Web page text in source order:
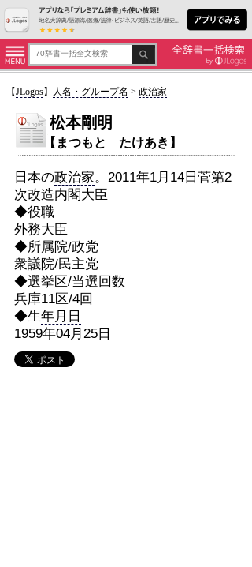
【JLogos】 人名・グループ名 > 政治家
松本剛明
【まつもと たけあき】
日本の政治家。2011年1月14日菅第2
次改造内閣大臣
◆役職
外務大臣
◆所属院/政党
衆議院/民主党
◆選挙区/当選回数
兵庫11区/4回
◆生年月日
1959年04月25日